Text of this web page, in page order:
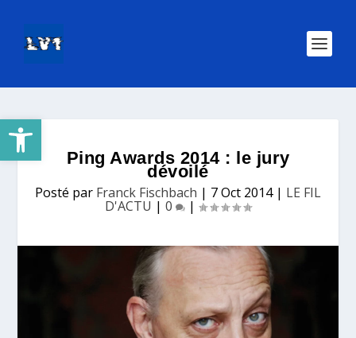
Ouvrir la barre d’outils
Ping Awards 2014 : le jury
dévoilé
Posté par Franck Fischbach | 7 Oct 2014| LE FIL
D'ACTU | 0 |